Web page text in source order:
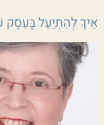
אֵיךְ לְהִתְיַעֵל בָּעֵסֶק